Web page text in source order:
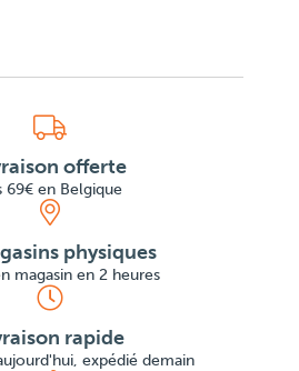
offerte
69€ en Belgique
physiques
magasin en 2 heures
rapide
expédié demain